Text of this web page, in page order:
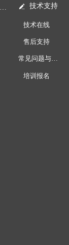
넀 技术支持
技术在线
常见问题与应用
售后支持
培训报名